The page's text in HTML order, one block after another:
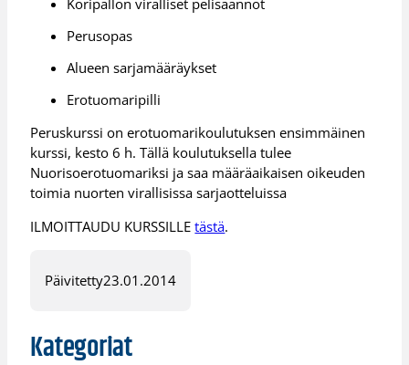
Koripallon viralliset pelisäännöt
Perusopas
Alueen sarjamääräykset
Erotuomaripilli
Peruskurssi on erotuomarikoulutuksen ensimmäinen
kurssi, kesto 6 h. Tällä koulutuksella tulee
Nuorisoerotuomariksi ja saa määräaikaisen oikeuden
toimia nuorten virallisissa sarjaotteluissa
ILMOITTAUDU KURSSILLEtästä.
Päivitetty23.01.2014
Kategoriat